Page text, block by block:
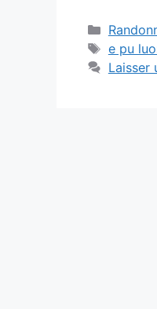
e pu
Laisser